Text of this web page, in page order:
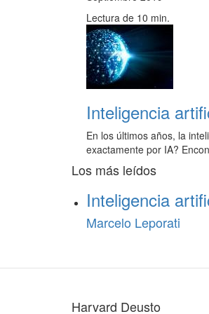
Lectura de 10 min.
Inteligencia
En los últimos años, la
exactamente por IA?
Los más leídos
Inteligencia
Marcelo Leporati
Harvard Deusto